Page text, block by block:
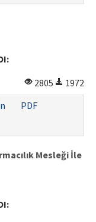
2805
1972
PDF
Mesleği İle